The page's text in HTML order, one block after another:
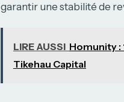
garantir une stabilité de
LIRE AUSSI Homunity :
Tikehau Capital